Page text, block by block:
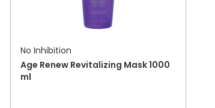
No Inhibition
Age Renew Revitalizing Mask 1000
ml